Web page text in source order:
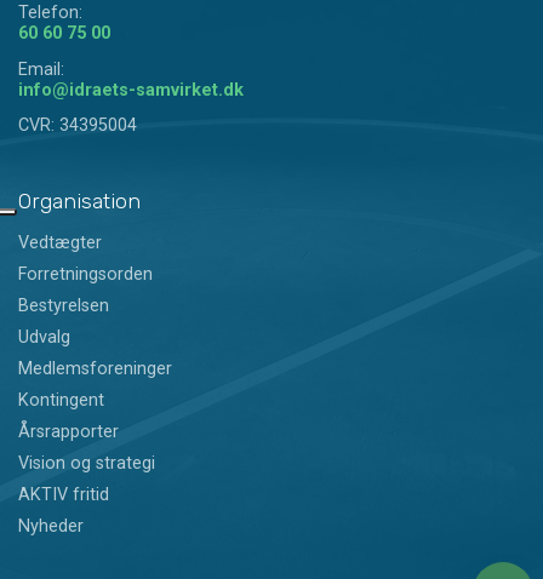
Telefon:
60 60 75 00
Email:
info@idraets-samvirket.dk
CVR: 34395004
Organisation
Vedtægter
Forretningsorden
Bestyrelsen
Udvalg
Medlemsforeninger
Kontingent
Årsrapporter
Vision og strategi
AKTIV fritid
Nyheder